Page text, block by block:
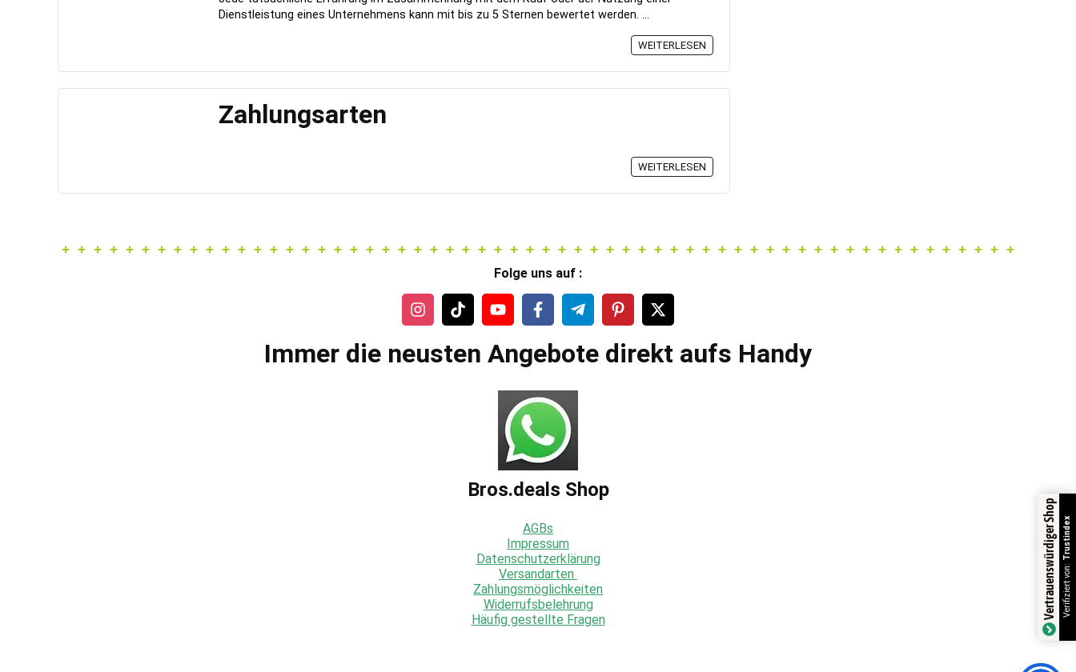
Dienstleistung eines Unternehmens kann mit bis zu 5 Sternen bewertet werden. ...
WEITERLESEN
Zahlungsarten
WEITERLESEN
Folge uns auf :
Immer die neusten Angebote direkt aufs Handy
Bros.deals Shop
AGBs
Impressum
Datenschutzerklärung
Versandarten
Zahlungsmöglichkeiten
Widerrufsbelehrung
Häufig gestellte Fragen
Vertrauenswürdiger ShopVerifiziert von:
Trustindex